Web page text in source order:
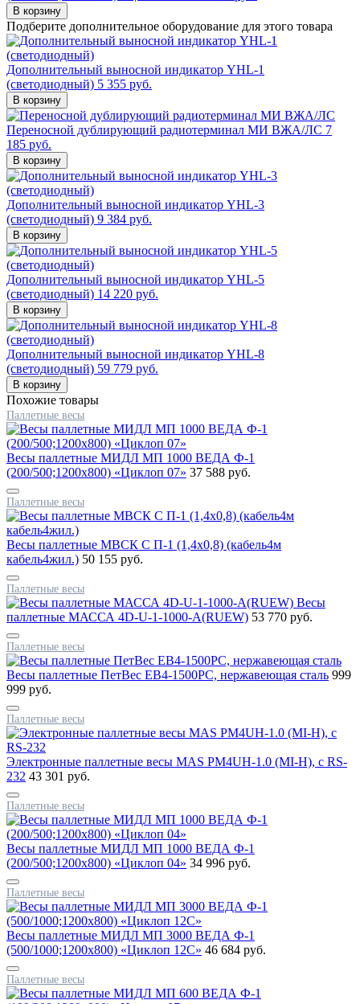
В корзину
Подберите дополнительное оборудование для этого товара
Дополнительный выносной индикатор YHL-1
(светодиодный) 5 355 руб.
Переносной дублирующий радиотерминал МИ ВЖА/ЛС 7
185 руб.
Дополнительный выносной индикатор YHL-3
(светодиодный) 9 384 руб.
Дополнительный выносной индикатор YHL-5
(светодиодный) 14 220 руб.
Дополнительный выносной индикатор YHL-8
(светодиодный) 59 779 руб.
Похожие товары
Паллетные весы
Весы паллетные МИДЛ МП 1000 ВЕДА Ф-1
(200/500;1200x800) «Циклоп 07» 37 588 руб.
Паллетные весы
Весы паллетные МВСК С П-1 (1,4х0,8) (кабель4м
кабель4жил.) 50 155 руб.
Паллетные весы
Весы
паллетные МАССА 4D-U-1-1000-A(RUEW) 53 770 руб.
Паллетные весы
Весы паллетные ПетВес EB4-1500PC, нержавеющая сталь 999
999 руб.
Паллетные весы
Электронные паллетные весы MAS PM4UH-1.0 (MI-H), с RS-
232 43 301 руб.
Паллетные весы
Весы паллетные МИДЛ МП 1000 ВЕДА Ф-1
(200/500;1200x800) «Циклоп 04» 34 996 руб.
Паллетные весы
Весы паллетные МИДЛ МП 3000 ВЕДА Ф-1
(500/1000;1200x800) «Циклоп 12С» 46 684 руб.
Паллетные весы